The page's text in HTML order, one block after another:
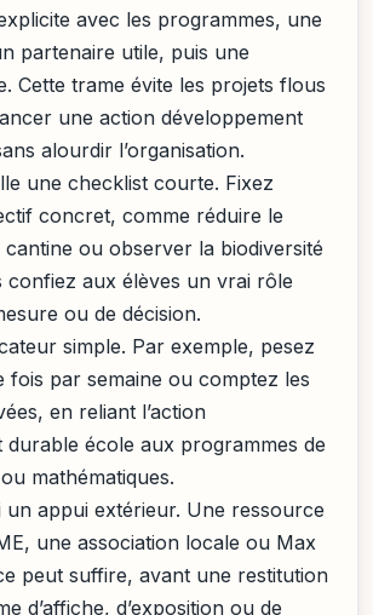
avec les programmes, une
partenaire utile, puis une
Cette trame évite les projets flous
une action développement
alourdir l’organisation.
une checklist courte. Fixez
concret, comme réduire le
cantine ou observer la biodiversité
confiez aux élèves un vrai rôle
ou de décision.
simple. Par exemple, pesez
fois par semaine ou comptez les
en reliant l’action
durable école aux programmes de
mathématiques.
un appui extérieur. Une ressource
une association locale ou Max
peut suffire, avant une restitution
d’affiche, d’exposition ou de